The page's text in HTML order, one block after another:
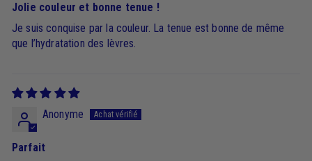
Jolie couleur et bonne tenue !
Je suis conquise par la couleur. La tenue est bonne de même
que l’hydratation des lèvres.
Anonyme
Parfait